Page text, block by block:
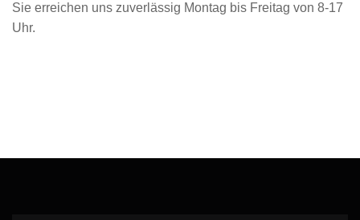
Sie erreichen uns zuverlässig Montag bis Freitag von 8-17
Uhr.